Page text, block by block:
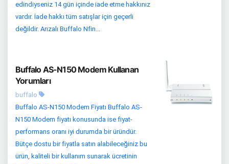
edindiyseniz 14 gün içinde iade etme hakkınız
vardır. İade hakkı tüm satışlar için geçerli
değildir. Arızalı Buffalo Nfin...
Buffalo AS-N150 Modem Kullanan
Yorumları
buffalo
Buffalo AS-N150 Modem Fiyatı Buffalo AS-
N150 Modem fiyatı konusunda ise fiyat-
performans oranı iyi durumda bir üründür.
Bütçe dostu bir fiyatla satın alabileceğiniz bu
ürün, kaliteli bir kullanım sunarak ücretinin